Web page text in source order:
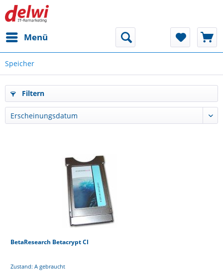
Menü
Speicher
Filtern
BetaResearch Betacrypt CI
Zustand: A gebraucht